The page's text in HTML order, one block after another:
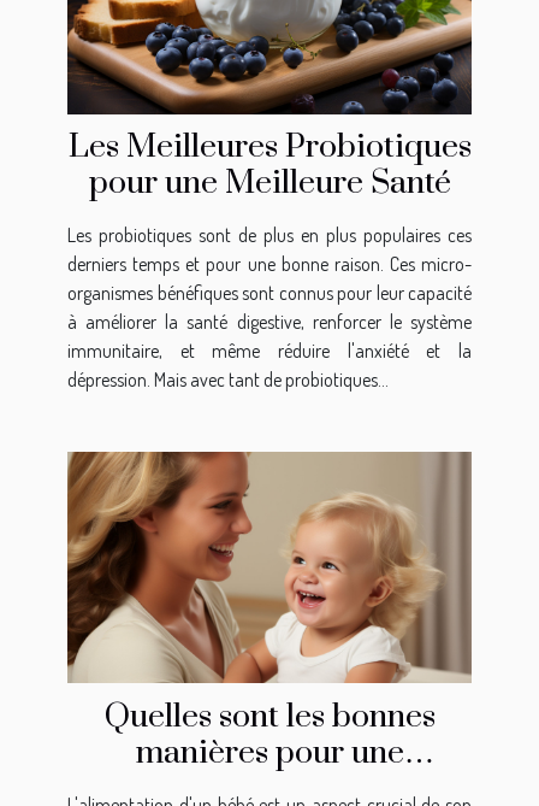
Les Meilleures Probiotiques
pour une Meilleure Santé
Les probiotiques sont de plus en plus populaires ces
derniers temps et pour une bonne raison. Ces micro-
organismes bénéfiques sont connus pour leur capacité
à améliorer la santé digestive, renforcer le système
immunitaire, et même réduire l'anxiété et la
dépression. Mais avec tant de probiotiques...
Quelles sont les bonnes
manières pour une
alimentation saine d'un